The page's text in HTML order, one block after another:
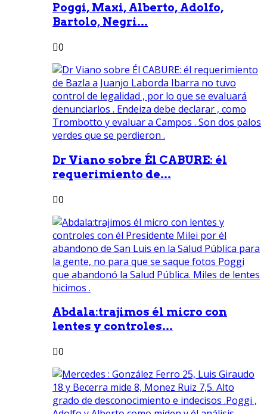
Poggi, Maxi, Alberto, Adolfo,
Bartolo, Negri...
0
Dr Viano sobre Él CABURE: él
requerimiento de...
0
Abdala:trajimos él micro con
lentes y controles...
0